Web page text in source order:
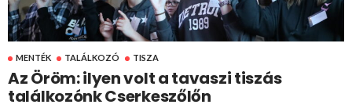
MENTÉK TALÁLKOZÓ TISZA
Az Öröm: ilyen volt a tavaszi tiszás
találkozónk Cserkeszőlőn